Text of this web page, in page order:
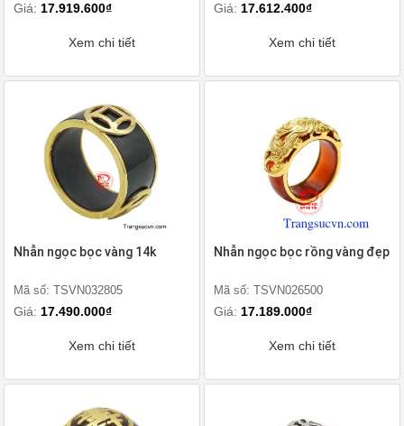
Giá: 17.919.600₫
Xem chi tiết
Giá: 17.612.400₫
Xem chi tiết
Nhẫn ngọc bọc vàng 14k
Mã số: TSVN032805
Giá: 17.490.000₫
Xem chi tiết
Nhẫn ngọc bọc rồng vàng đẹp
Mã số: TSVN026500
Giá: 17.189.000₫
Xem chi tiết